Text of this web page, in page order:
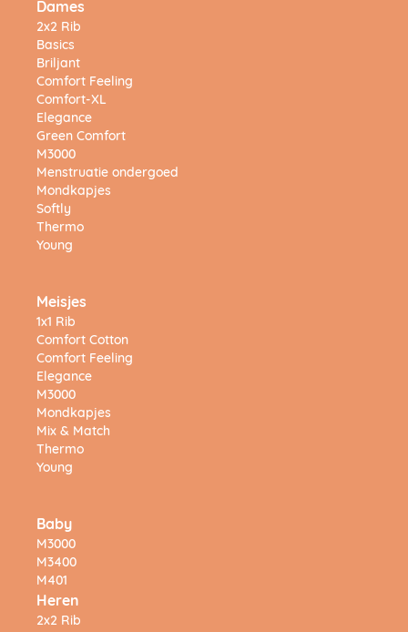
Dames
2x2 Rib
Basics
Briljant
Comfort Feeling
Comfort-XL
Elegance
Green Comfort
M3000
Menstruatie ondergoed
Mondkapjes
Softly
Thermo
Young
Meisjes
1x1 Rib
Comfort Cotton
Comfort Feeling
Elegance
M3000
Mondkapjes
Mix & Match
Thermo
Young
Baby
M3000
M3400
M401
Heren
2x2 Rib